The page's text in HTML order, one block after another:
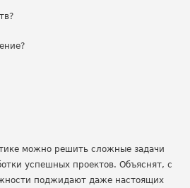
можно решить сложные задачи
успешных проектов. Объяснят, с
поджидают даже настоящих